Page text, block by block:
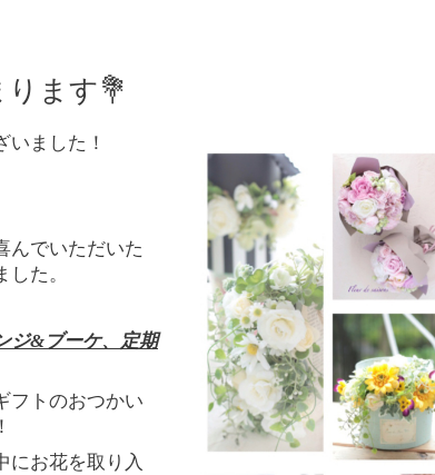
ます💐
ました！
んでいただいた
た。
ジ& ブーケ、定期
フトのおつかい
にお花を取り入